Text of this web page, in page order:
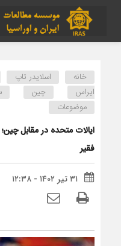
خانه اسلایدر تاپ
ایراس
چین
موضوعات
ایالات متحده در مقابل
فقیر
۳۱ تیر ۱۴۰۲ - ۱۲:۳۸